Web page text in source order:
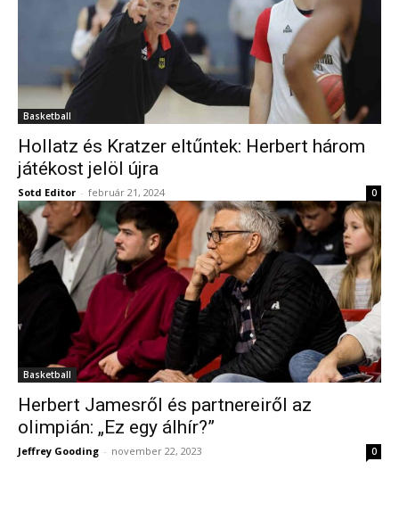
Basketball
Hollatz és Kratzer eltűntek: Herbert három
játékost jelöl újra
Sotd Editor - február 21, 2024 0
Basketball
Herbert Jamesről és partnereiről az
olimpián: „Ez egy álhír?”
Jeffrey Gooding - november 22, 2023 0